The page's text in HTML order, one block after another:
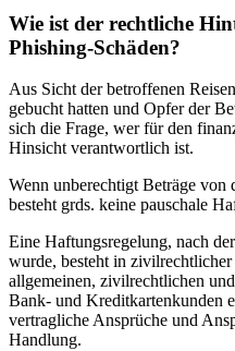
Wie ist der rechtliche
Phishing-Schäden?
Aus Sicht der betroffenen
gebucht hatten und Opfer der
sich die Frage, wer für den
Hinsicht verantwortlich ist.
Wenn unberechtigt Beträge von
besteht grds. keine pauschale
Eine Haftungsregelung, nach der
wurde, besteht in
allgemeinen, zivilrechtlichen
Bank- und Kreditkartenkunden
vertragliche Ansprüche und
Handlung.